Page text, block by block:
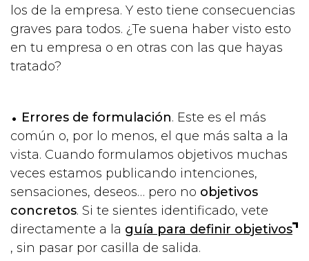
los de la empresa. Y esto tiene consecuencias
graves para todos. ¿Te suena haber visto esto
en tu empresa o en otras con las que hayas
tratado?
Errores de formulación. Este es el más
común o, por lo menos, el que más salta a la
vista. Cuando formulamos objetivos muchas
veces estamos publicando intenciones,
sensaciones, deseos… pero no objetivos
concretos. Si te sientes identificado, vete
directamente a la guía para definir objetivos
, sin pasar por casilla de salida.